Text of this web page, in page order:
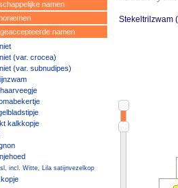
namen
namen
(var. crocea)
(var. subnudipes)
kalkkopje
incl. Witte, Lila satijnvezelkop
Stekeltrilzwam